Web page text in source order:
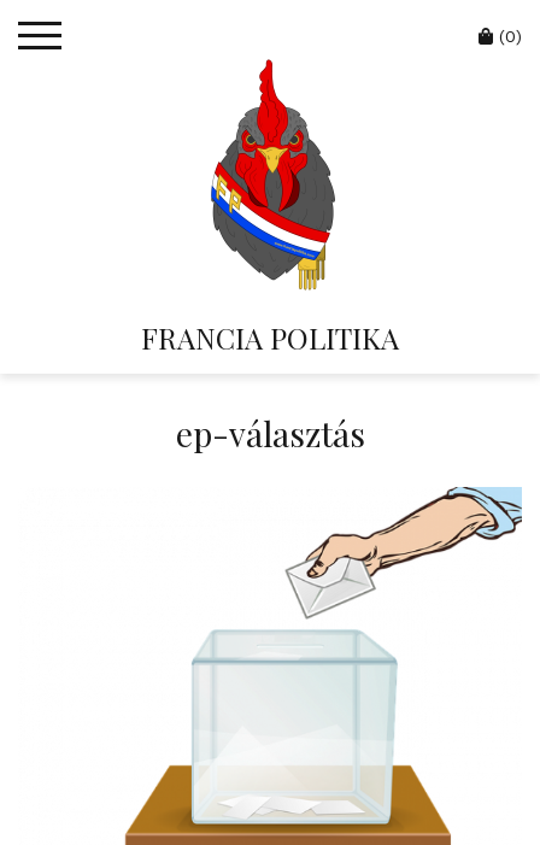
FRANCIA POLITIKA
Cart
(0)
ep-választás